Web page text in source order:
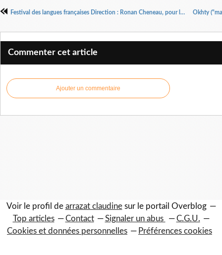
Festival des langues françaises Direction : Ronan Cheneau, pour le CDN de Normandie – Rouen du 12 au 16 MARS 2024
Commenter cet article
Ajouter un commentaire
Voir le profil de arrazat claudinesur le portail Overblog
Top articles
Contact Signaler un abus
C.G.U.
Cookies et données personnelles
Préférences cookies